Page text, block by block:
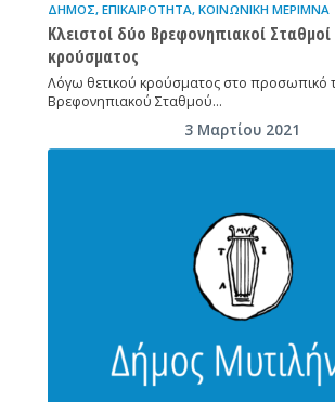
ΔΉΜΟΣ, ΕΠΙΚΑΙΡΌΤΗΤΑ, ΚΟΙΝΩΝΙΚΉ ΜΈΡΙΜΝΑ
Κλειστοί δύο Βρεφονηπιακοί
κρούσματος
Λόγω θετικού κρούσματος στο προσωπικό
Βρεφονηπιακού Σταθμού…
3 Μαρτίου 2021